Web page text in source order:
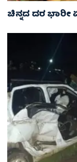
ಚಿನ್ನದ ದರ ಭಾರೀ